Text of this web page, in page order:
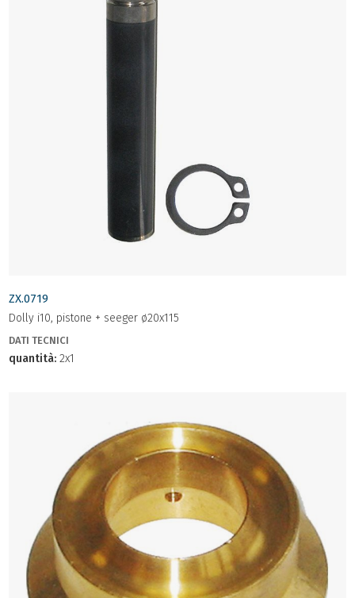
ZX.0719
Dolly i10, pistone + seeger ø20x115
DATI TECNICI
quantità: 2x1